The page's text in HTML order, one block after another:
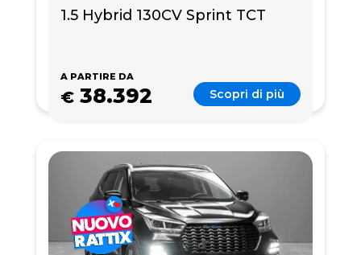
1.5 Hybrid 130CV Sprint TCT
A PARTIRE DA
€ 38.392 Scopri di più